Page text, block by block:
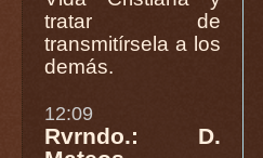
tratar de
transmitírsela a los
demás.
12:09
Rvrndo.: D.